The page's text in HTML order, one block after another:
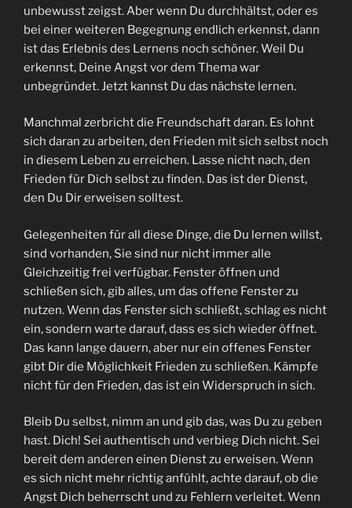
unbewusst zeigst. Aber wenn Du durchhältst, oder es
bei einer weiteren Begegnung endlich erkennst, dann
ist das Erlebnis des Lernens noch schöner. Weil Du
erkennst, Deine Angst vor dem Thema war
unbegründet. Jetzt kannst Du das nächste lernen.
Manchmal zerbricht die Freundschaft daran. Es lohnt
sich daran zu arbeiten, den Frieden mit sich selbst noch
in diesem Leben zu erreichen. Lasse nicht nach, den
Frieden für Dich selbst zu finden. Das ist der Dienst,
den Du Dir erweisen solltest.
Gelegenheiten für all diese Dinge, die Du lernen willst,
sind vorhanden, Sie sind nur nicht immer alle
Gleichzeitig frei verfügbar. Fenster öffnen und
schließen sich, gib alles, um das offene Fenster zu
nutzen. Wenn das Fenster sich schließt, schlag es nicht
ein, sondern warte darauf, dass es sich wieder öffnet.
Das kann lange dauern, aber nur ein offenes Fenster
gibt Dir die Möglichkeit Frieden zu schließen. Kämpfe
nicht für den Frieden, das ist ein Widerspruch in sich.
Bleib Du selbst, nimm an und gib das, was Du zu geben
hast. Dich! Sei authentisch und verbieg Dich nicht. Sei
bereit dem anderen einen Dienst zu erweisen. Wenn
es sich nicht mehr richtig anfühlt, achte darauf, ob die
Angst Dich beherrscht und zu Fehlern verleitet. Wenn